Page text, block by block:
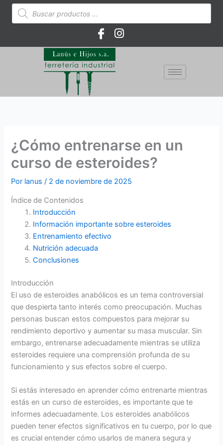
Búsqueda
de
productos
¿Cómo entrenarse en un
curso de esteroides?
Por lanus/ 2 de noviembre de 2025
Índice de Contenidos
Introducción
Información importante sobre esteroides
Entrenamiento efectivo
Nutrición adecuada
Conclusiones
Introducción
El uso de esteroides anabólicos es un tema controversial
que despierta tanto interés como preocupación. Muchas
personas buscan estos compuestos para mejorar su
rendimiento deportivo y aumentar su masa muscular. Sin
embargo, entrenarse adecuadamente mientras se utiliza
esteroides requiere una comprensión profunda de su
funcionamiento y sus efectos sobre el cuerpo.
Si estás interesado en aprender cómo entrenarte mientras
estás en un curso de esteroides, es importante que te
informes adecuadamente. Los esteroides anabólicos
pueden tener efectos significativos en tu cuerpo, por lo que
es crucial entender cómo usarlos de manera segura y